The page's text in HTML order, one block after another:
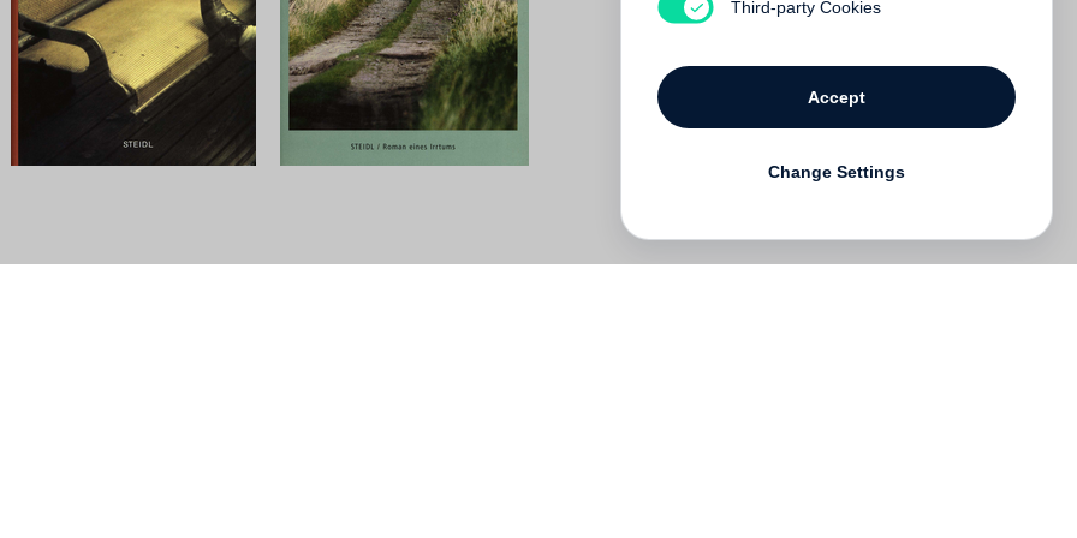
Third-party Cookies
Accept
Change Settings